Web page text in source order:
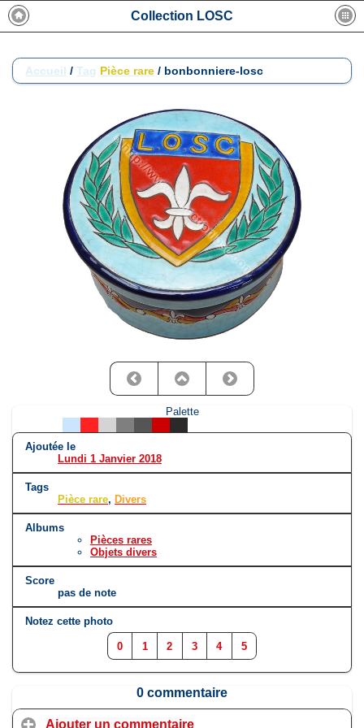
Collection LOSC
Accueil / Tag Pièce rare / bonbonniere-losc
Palette
Ajoutée le
Lundi 1 Janvier 2018
Tags
Pièce rare, Divers
Albums
Pièces rares
Objets divers
Score
pas de note
Notez cette photo
0 1 2 3 4 5
0 commentaire
Ajouter un commentaire